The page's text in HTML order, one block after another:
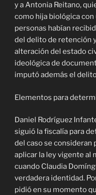
y a Antonia Reitano,
como hija biológica
personas habían
del delito de retención
alteración del estado
ideológica de
imputó además el
Elementos para
Daniel Rodríguez
siguió la fiscalía para
del caso se
aplicar la ley vigente al
cuando Claudia
verdadera identidad.
pidió en su momento